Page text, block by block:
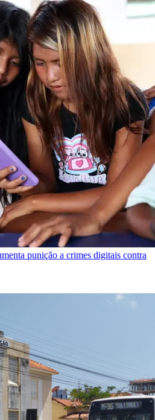
punição a crimes digitais contra